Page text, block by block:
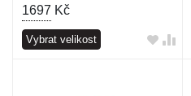
1697 Kč
Vybrat velikost